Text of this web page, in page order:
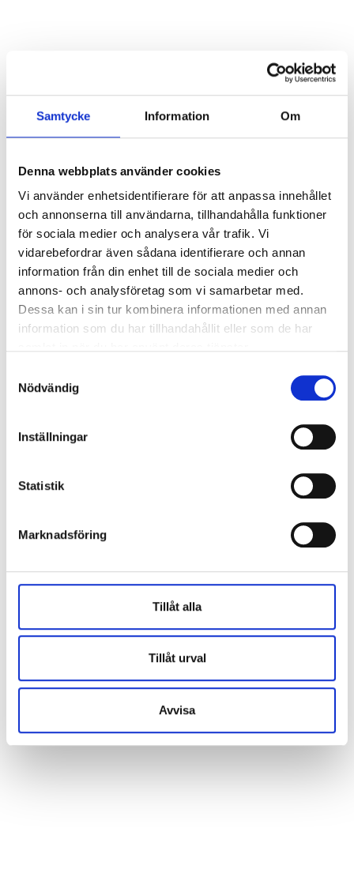
Samtycke Information Om
Denna webbplats använder cookies
Vi använder enhetsidentifierare för att anpassa innehållet
och annonserna till användarna, tillhandahålla funktioner
för sociala medier och analysera vår trafik. Vi
vidarebefordrar även sådana identifierare och annan
information från din enhet till de sociala medier och
annons- och analysföretag som vi samarbetar med.
Dessa kan i sin tur kombinera informationen med annan
information som du har tillhandahållit eller som de har
Nödvändig
Inställningar
Statistik
Marknadsföring
Tillåt alla
Tillåt urval
Avvisa
We move as we dance
ABC'd